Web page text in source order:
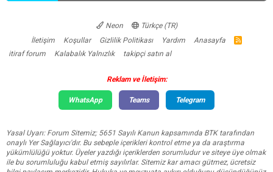
Neon
Türkçe (TR)
İletişim
Koşullar Gizlilik Politikası Yardım Anasayfa
R
itiraf forum Kalabalık Yalnızlık takipçi satın al
Reklam ve İletişim:
WhatsApp Teams Telegram
Yasal Uyarı: Forum Sitemiz; 5651 Sayılı Kanun kapsamında BTK tarafından
onaylı Yer Sağlayıcı'dır. Bu sebeple içerikleri kontrol etme ya da araştırma
yükümlülüğü yoktur. Üyeler yazdığı içeriklerden sorumludur ve siteye üye olmak
ile bu sorumluluğu kabul etmiş sayılırlar. Sitemiz kar amacı gütmez, ücretsiz